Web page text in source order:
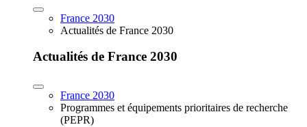
France 2030
Actualités de France 2030
Actualités de France 2030
France 2030
Programmes et équipements prioritaires de recherche
(PEPR)